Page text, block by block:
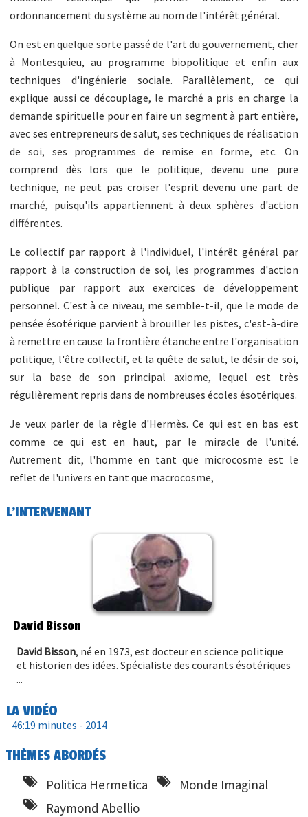
ordonnancement du système au nom de l'intérêt général.
On est en quelque sorte passé de l'art du gouvernement, cher
à Montesquieu, au programme biopolitique et enfin aux
techniques d'ingénierie sociale. Parallèlement, ce qui
explique aussi ce découplage, le marché a pris en charge la
demande spirituelle pour en faire un segment à part entière,
avec ses entrepreneurs de salut, ses techniques de réalisation
de soi, ses programmes de remise en forme, etc. On
comprend dès lors que le politique, devenu une pure
technique, ne peut pas croiser l'esprit devenu une part de
marché, puisqu'ils appartiennent à deux sphères d'action
différentes.
Le collectif par rapport à l'individuel, l'intérêt général par
rapport à la construction de soi, les programmes d'action
publique par rapport aux exercices de développement
personnel. C'est à ce niveau, me semble-t-il, que le mode de
pensée ésotérique parvient à brouiller les pistes, c'est-à-dire
à remettre en cause la frontière étanche entre l'organisation
politique, l'être collectif, et la quête de salut, le désir de soi,
sur la base de son principal axiome, lequel est très
régulièrement repris dans de nombreuses écoles ésotériques.
Je veux parler de la règle d'Hermès. Ce qui est en bas est
comme ce qui est en haut, par le miracle de l'unité.
Autrement dit, l'homme en tant que microcosme est le
reflet de l'univers en tant que macrocosme,
L'INTERVENANT
David Bisson
David Bisson, né en 1973, est docteur en science politique
et historien des idées. Spécialiste des courants ésotériques
...
LA VIDÉO
46:19 minutes - 2014
THÈMES ABORDÉS
Politica Hermetica
Monde Imaginal
Raymond Abellio